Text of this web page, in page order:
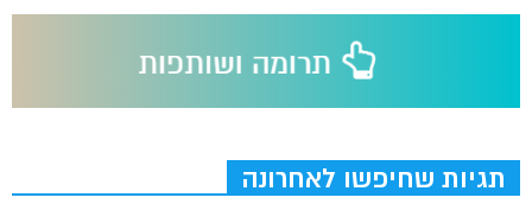
תגיות שחיפשו לאחרונה